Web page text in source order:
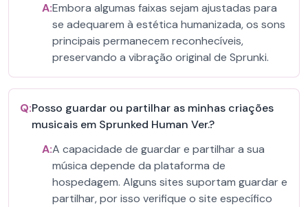
A:Embora algumas faixas sejam ajustadas para
se adequarem à estética humanizada, os sons
principais permanecem reconhecíveis,
preservando a vibração original de Sprunki.
Q:Posso guardar ou partilhar as minhas criações
musicais em Sprunked Human Ver.?
A:A capacidade de guardar e partilhar a sua
música depende da plataforma de
hospedagem. Alguns sites suportam guardar e
partilhar, por isso verifique o site específico